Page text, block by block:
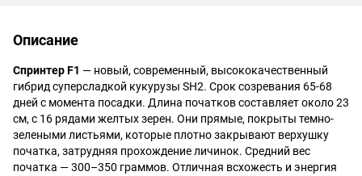
Описание
Спринтер F1 — новый, современный, высококачественный
гибрид суперсладкой кукурузы SH2. Срок созревания 65-68
дней с момента посадки. Длина початков составляет около 23
см, с 16 рядами желтых зерен. Они прямые, покрыты темно-
зелеными листьями, которые плотно закрывают верхушку
початка, затрудняя прохождение личинок. Средний вес
початка — 300–350 граммов. Отличная всхожесть и энергия